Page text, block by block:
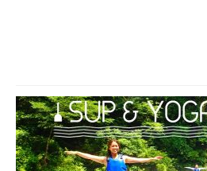
してみて下さい！